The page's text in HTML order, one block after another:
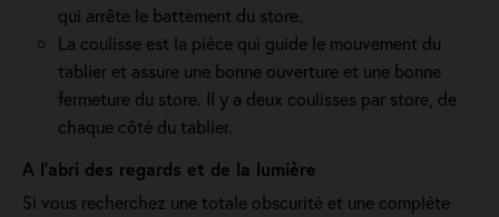
qui arrête le battement du store.
La coulisse est la pièce qui guide le mouvement du
tablier et assure une bonne ouverture et une bonne
fermeture du store. Il y a deux coulisses par store, de
chaque côté du tablier.
A l'abri des regards et de la lumière
Si vous recherchez une totale obscurité et une complète